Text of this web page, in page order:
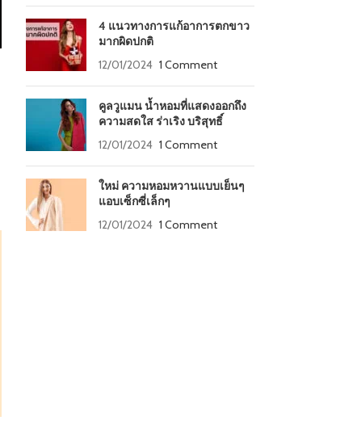
4 แนวทางการแก้อาการตกขาว
มากผิดปกติ
12/01/2024 1 Comment
คูลวูแมน น้ำหอมที่แสดงออกถึง
ความสดใส ร่าเริง บริสุทธิ์
12/01/2024 1 Comment
ใหม่ ความหอมหวานแบบเย็นๆ
แอบเซ็กซี่เล็กๆ
12/01/2024 1 Comment